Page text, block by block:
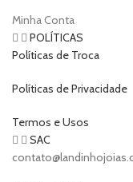
Minha Conta
POLÍTICAS
Políticas de Troca
Políticas de Privacidade
Termos e Usos
SAC